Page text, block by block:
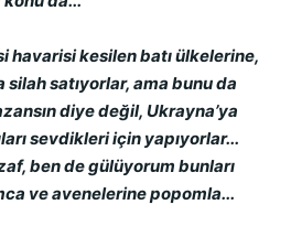
havarisi kesilen batı ülkelerine,
silah satıyorlar, ama bunu da
diye değil, Ukrayna’ya
sevdikleri için yapıyorlar...
ben de gülüyorum bunları
ve avenelerine popomla...